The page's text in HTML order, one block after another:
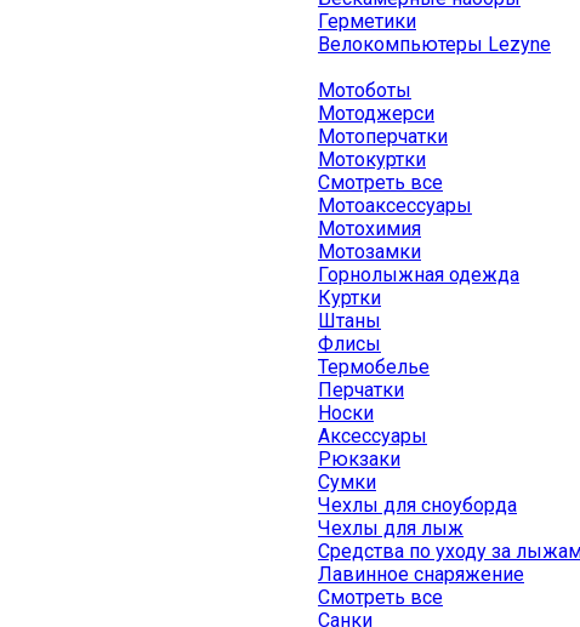
Герметики
Велокомпьютеры Lezyne
Мотоботы
Мотоджерси
Мотоперчатки
Мотокуртки
Смотреть все
Мотоаксессуары
Мотохимия
Мотозамки
Горнолыжная одежда
Куртки
Штаны
Флисы
Термобелье
Перчатки
Носки
Аксессуары
Рюкзаки
Сумки
Чехлы для сноуборда
Чехлы для лыж
Средства по уходу за
Лавинное снаряжение
Смотреть все
Санки